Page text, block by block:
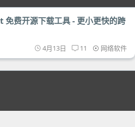
费开源下载工具 - 更小更快的跨
4月13日 11 网络软件